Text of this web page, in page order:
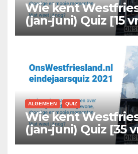
Wie kent
(jan-juni) Quiz [15
ALGEMEEN QUIZ
Wie kent
(jan-juni) Quiz [35